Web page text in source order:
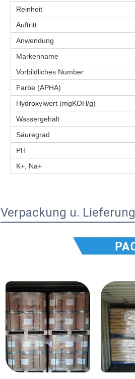
Reinheit
Auftritt
Anwendung
Markenname
Vorbildliches Number
Farbe (APHA)
Hydroxylwert (mgKOH/g)
Wassergehalt
Säuregrad
PH
K+, Na+
Verpackung u. Lieferung